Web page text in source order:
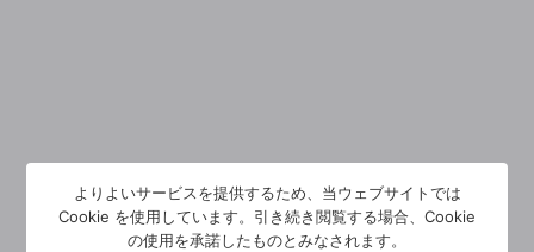
よりよいサービスを提供するため、当ウェブサイトでは
Cookie を使用しています。引き続き閲覧する場合、Cookie
の使用を承諾したものとみなされます。